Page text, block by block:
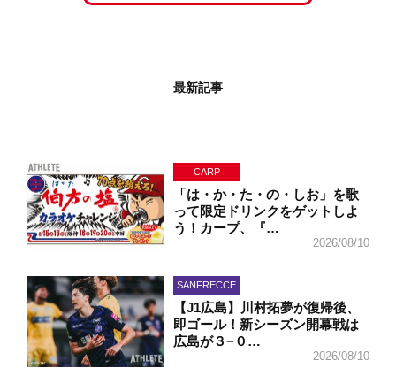
最新記事
CARP
「は・か・た・の・しお」を歌
って限定ドリンクをゲットしよ
う！カープ、『…
2026/08/10
SANFRECCE
【J1広島】川村拓夢が復帰後、
即ゴール！新シーズン開幕戦は
広島が３−０…
2026/08/10